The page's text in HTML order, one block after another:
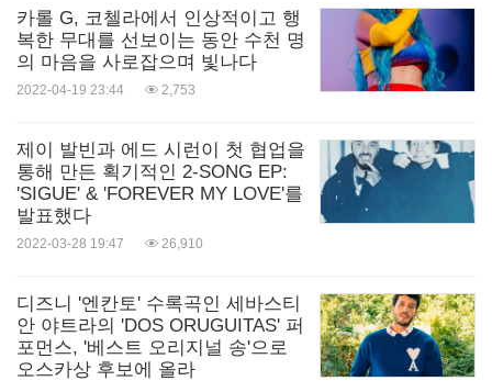
카롤 G, 코첼라에서 인상적이고 행
복한 무대를 선보이는 동안 수천 명
의 마음을 사로잡으며 빛나다
2022-04-19 23:44 2,753
제이 발빈과 에드 시런이 첫 협업을
통해 만든 획기적인 2-SONG EP:
'SIGUE' & 'FOREVER MY LOVE'를
발표했다
2022-03-28 19:47 26,910
디즈니 '엔칸토' 수록곡인 세바스티
안 야트라의 'DOS ORUGUITAS' 퍼
포먼스, '베스트 오리지널 송'으로
오스카상 후보에 올라